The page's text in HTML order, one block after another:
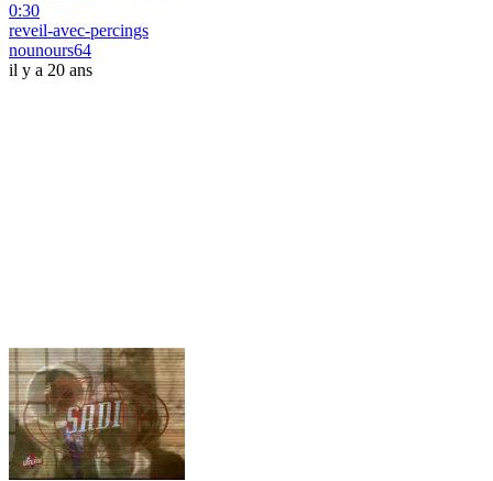
0:30
reveil-avec-percings
nounours64
il y a 20 ans